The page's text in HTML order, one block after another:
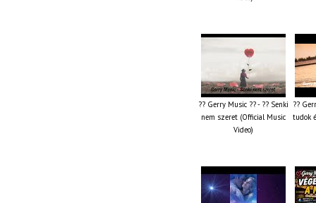
?? Gerry Music ?? - ?? Senki
nem szeret (Official Music
Video)
??
tudok